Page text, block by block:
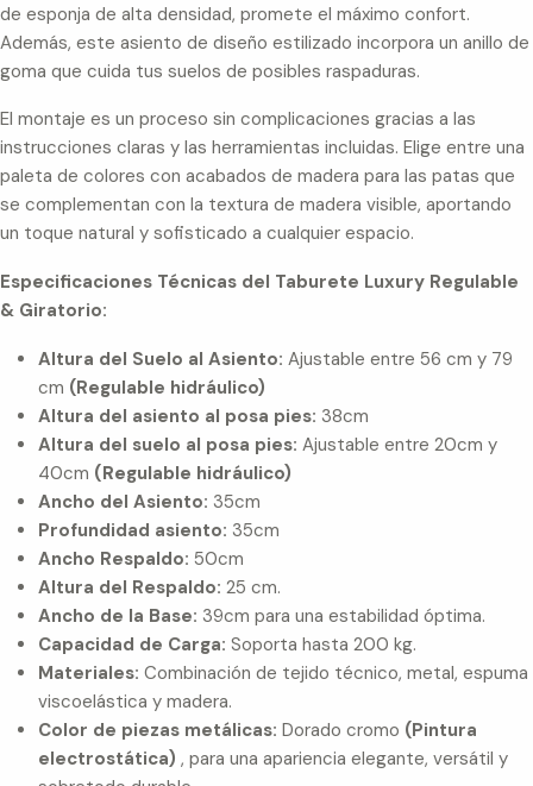
de esponja de alta densidad, promete el máximo confort.
Además, este asiento de diseño estilizado incorpora un anillo de
goma que cuida tus suelos de posibles raspaduras.
El montaje es un proceso sin complicaciones gracias a las
instrucciones claras y las herramientas incluidas. Elige entre una
paleta de colores con acabados de madera para las patas que
se complementan con la textura de madera visible, aportando
un toque natural y sofisticado a cualquier espacio.
Especificaciones Técnicas del Taburete Luxury Regulable
& Giratorio:
Altura del Suelo al Asiento: Ajustable entre 56 cm y 79
cm (Regulable hidráulico)
Altura del asiento al posa pies: 38cm
Altura del suelo al posa pies: Ajustable entre 20cm y
40cm (Regulable hidráulico)
Ancho del Asiento: 35cm
Profundidad asiento: 35cm
Ancho Respaldo: 50cm
Altura del Respaldo: 25 cm.
Ancho de la Base: 39cm para una estabilidad óptima.
Capacidad de Carga: Soporta hasta 200 kg.
Materiales: Combinación de tejido técnico, metal, espuma
viscoelástica y madera.
Color de piezas metálicas: Dorado cromo (Pintura
electrostática) , para una apariencia elegante, versátil y